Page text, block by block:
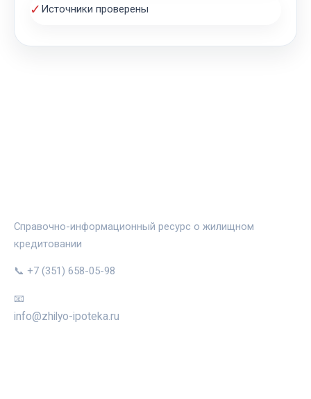
✓ Источники проверены
Справочно-информационный ресурс о жилищном
кредитовании
📞 +7 (351) 658-05-98
📧
info@zhilyo-ipoteka.ru